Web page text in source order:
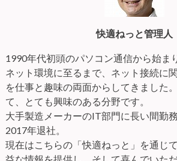
快適ねっと管理人
1990年代初頭のパソコン通信から始ま
ネット環境に至るまで、ネット接続に
を仕事と趣味の両面からしてきました
て、とても興味のある分野です。
大手製造メーカーのIT部門に長い間勤
2017年退社。
現在はこちらの「快適ねっと」を通じ